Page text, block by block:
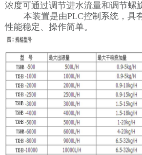
浓度可通过调节进水流量和调节螺
本装置是由PLC控制系统，具
性能稳定、操作简单。